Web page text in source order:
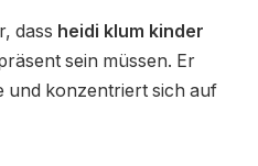
dass heidi klum kinder
sein müssen. Er
und konzentriert sich auf